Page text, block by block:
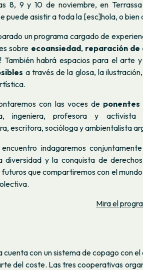
8, 9 y 10 de noviembre, en
puede asistir a toda la [esc]hola, o bien
un programa cargado de
sobre ecoansiedad, reparación de
También habrá espacios para el arte
a través de la glosa, la
con las voces de ponentes
ingeniera, profesora y
escritora, socióloga y ambientalista
indagaremos
diversidad y la conquista de
que compartiremos con el
Mira el
cuenta con un sistema de copago con
del coste. Las tres cooperativas